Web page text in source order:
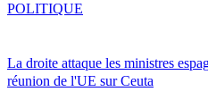
La droite attaque les ministres
réunion de l'UE sur Ceuta
POLITIQUE